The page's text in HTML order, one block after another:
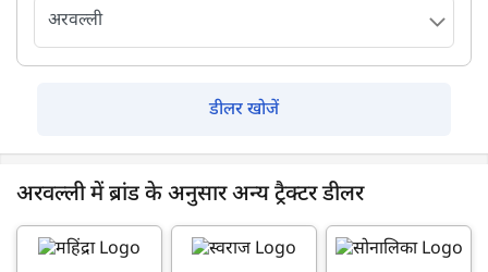
डीलर खोजें
अरवल्ली में ब्रांड के अनुसार अन्य ट्रैक्टर डीलर